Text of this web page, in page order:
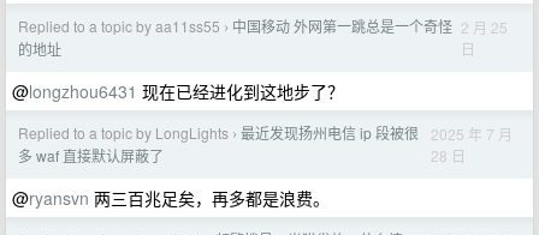
Replied to a topic by aa11ss55 › 中国移动 外网第一跳总是一个奇怪
的地址
2 月 25
日
@longzhou6431 现在已经进化到这地步了？
Replied to a topic by LongLights › 最近发现扬州电信 ip 段被很
多 waf 直接默认屏蔽了
2025 年 7 月
28 日
@ryansvn 两三百兆足矣，再多都是浪费。